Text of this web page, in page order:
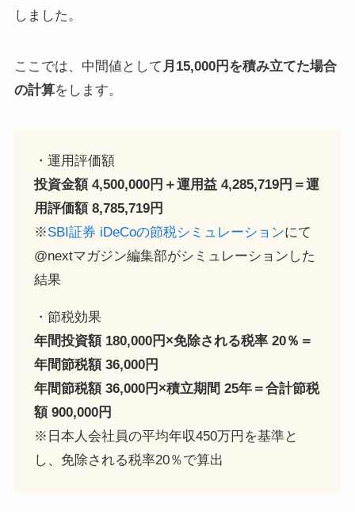
しました。
ここでは、中間値として 月15,000円を積み立てた場合
の計算をします。
・運用評価額
投資金額 4,500,000円＋運用益 4,285,719円＝運
用評価額 8,785,719円
※SBI証券 iDeCoの節税シミュレーションにて
@nextマガジン編集部がシミュレーションした
結果
・節税効果
年間投資額 180,000円×免除される税率 20％＝
年間節税額 36,000円
年間節税額 36,000円×積立期間 25年＝合計節税
額 900,000円
※日本人会社員の平均年収450万円を基準と
し、免除される税率20％で算出